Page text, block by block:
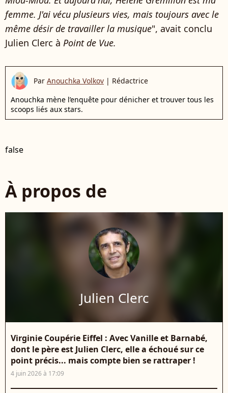
femme. J'ai vécu plusieurs vies, mais toujours avec le
même désir de travailler la musique", avait conclu
Julien Clerc à Point de Vue.
Par Anouchka Volkov | Rédactrice
Anouchka mène l’enquête pour dénicher et trouver tous les
scoops liés aux stars.
false
À propos de
Julien Clerc
Virginie Coupérie Eiffel : Avec Vanille et Barnabé,
dont le père est Julien Clerc, elle a échoué sur ce
point précis... mais compte bien se rattraper !
4 juin 2026 à 17:09